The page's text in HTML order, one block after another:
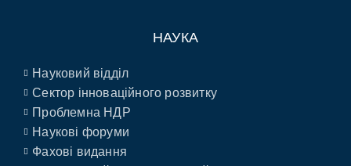
НАУКА
Науковий відділ
Сектор інноваційного розвитку
Проблемна НДР
Наукові форуми
Фахові видання